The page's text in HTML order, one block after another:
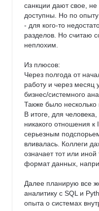
санкции дают свое,
доступны. Но по
- для кого-то
разделов. Но считаю
неплохим.
Из плюсов:
Через полгода от
работу и через месяц
бизнес/системного
Также было
В итоге, для
никакого отношения к
серьезным
вливалась. Коллеги
означает тот или
формат данных,
Далее планирую все
аналитику с SQL и
опыта о системах